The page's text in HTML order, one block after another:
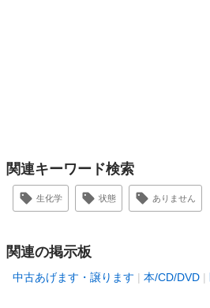
関連キーワード検索
生化学 状態 ありません
関連の掲示板
中古あげます・譲ります 本/CD/DVD